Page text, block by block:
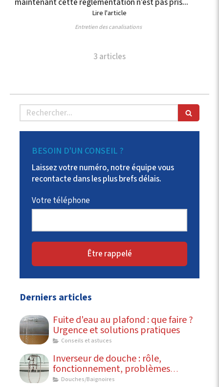
maintenant cette réglementation n’est pas pris...
Lire l'article
Entretien des canalisations
3 articles
Rechercher
BESOIN D'UN CONSEIL ?
Laissez votre numéro, notre équipe vous
recontacte dans les plus brefs délais.
Votre téléphone
Être rappelé
Derniers articles
Fuite d'eau au plafond : que faire ?
Urgence et solutions pratiques
Conseils et astuces
Inverseur de douche : rôle,
fonctionnement, problèmes
courants
Douches/Baignoires